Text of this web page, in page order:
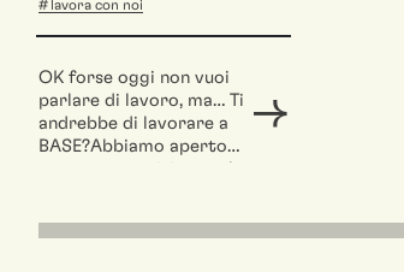
lavora con noi
OK forse oggi non vuoi
parlare di lavoro, ma… Ti
andrebbe di lavorare a
BASE?Abbiamo aperto
una nuova posizione nel...